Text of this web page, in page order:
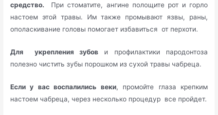
средство. При стоматите, ангине полощите рот и горло
настоем этой травы. Им также промывают язвы, раны,
ополаскивание головы помогает избавиться от перхоти.
Для укрепления зубов и профилактики пародонтоза
полезно чистить зубы порошком из сухой травы чабреца.
Если у вас воспалились веки, промойте глаза крепким
настоем чабреца, через несколько процедур все пройдет.